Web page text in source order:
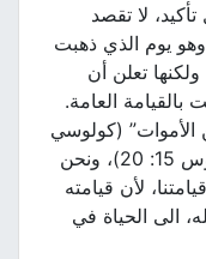
تأكيد، لا تقصد
يوم الذي ذهبت
تعلن أن
العامة.
(كولوسي
1: 18) أو “باكورة الراقدين” (1 كورنثوس 15: 20)، ونحن
لأن قيامته
الحياة في